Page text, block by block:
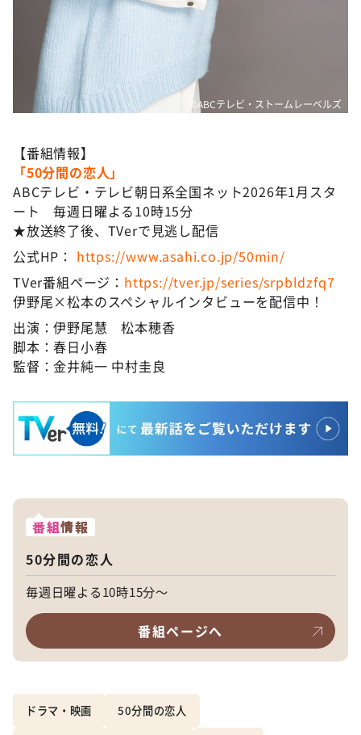
©ABCテレビ・ストームレーベルズ
【番組情報】
「50分間の恋人」
ABCテレビ・テレビ朝日系全国ネット2026年1月スタ
ート 毎週日曜よる10時15分
★放送終了後、TVerで見逃し配信
公式HP： https://www.asahi.co.jp/50min/
TVer番組ページ： https://tver.jp/series/srpbldzfq7
伊野尾×松本のスペシャルインタビューを配信中！
出演：伊野尾慧 松本穂香
脚本：春日小春
監督：金井純一 中村圭良
番組情報
50分間の恋人
毎週日曜よる10時15分～
番組ページへ
ドラマ・映画 50分間の恋人